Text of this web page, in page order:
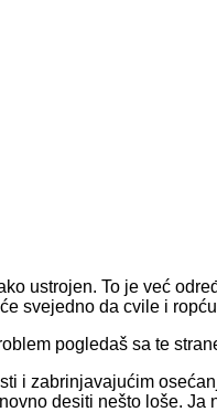
ustrojen. To je već
svejedno da cvile i
pogledaš sa te
i zabrinjavajućim
desiti nešto loše.